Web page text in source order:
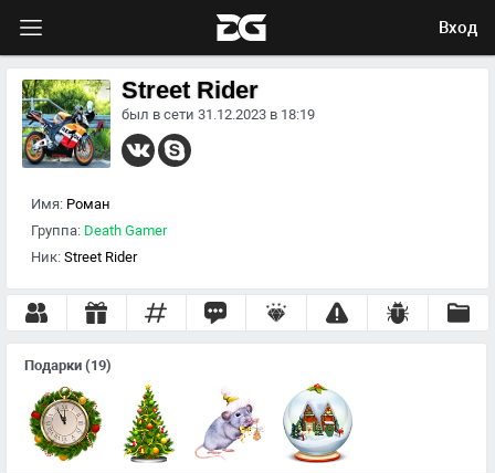
Вход
Имя: Роман
Группа: Death Gamer
Ник: Street Rider
Street Rider
был в сети 31.12.2023 в 18:19
Подарки (19)